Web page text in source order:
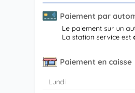
Paiement par
Le paiement sur un
La station service est
Paiement en caisse
Lundi